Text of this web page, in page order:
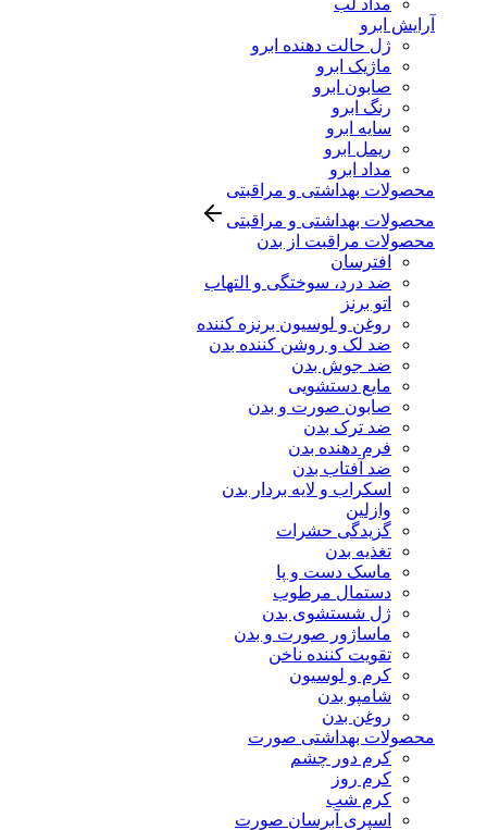
مداد لب
آرایش ابرو
ژل حالت دهنده ابرو
ماژیک ابرو
صابون ابرو
رنگ ابرو
سایه ابرو
ریمل ابرو
مداد ابرو
محصولات بهداشتی و مراقبتی
محصولات بهداشتی و مراقبتی
محصولات مراقبت از بدن
افترسان
ضد درد، سوختگی و التهاب
اتو برنز
روغن و لوسیون برنزه کننده
ضد لک و روشن کننده بدن
ضد جوش بدن
مایع دستشویی
صابون صورت و بدن
ضد ترک بدن
فرم دهنده بدن
ضد آفتاب بدن
اسکراب و لایه بردار بدن
وازلین
گزیدگی حشرات
تغذیه بدن
ماسک دست و پا
دستمال مرطوب
ژل شستشوی بدن
ماساژور صورت و بدن
تقویت کننده ناخن
کرم و لوسیون
شامپو بدن
روغن بدن
محصولات بهداشتی صورت
کرم دور چشم
کرم روز
کرم شب
اسپری آبرسان صورت